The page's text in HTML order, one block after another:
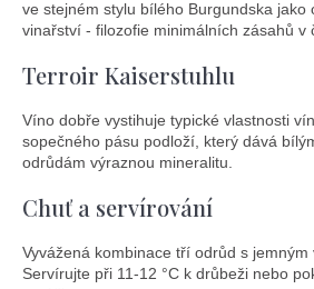
ve stejném stylu bílého Burgundska jako
vinařství - filozofie minimálních zásahů v
Terroir Kaiserstuhlu
Víno dobře vystihuje typické vlastnosti
sopečného pásu podloží, který dává
odrůdám výraznou mineralitu.
Chuť a servírování
Vyvážená kombinace tří odrůd s jemným
Servírujte při 11-12 °C k drůbeži nebo